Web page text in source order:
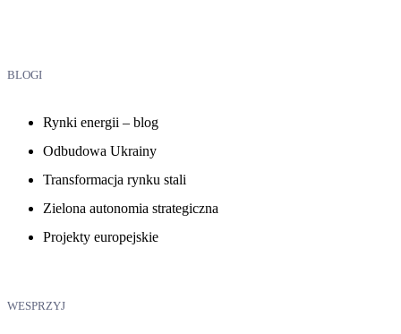
BLOGI
Rynki energii – blog
Odbudowa Ukrainy
Transformacja rynku stali
Zielona autonomia strategiczna
Projekty europejskie
WESPRZYJ